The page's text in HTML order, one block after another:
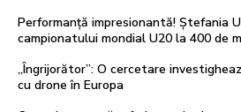
Performanță impresionantă! Ștefania
campionatului mondial U20 la 400 de
„Îngrijorător”: O cercetare
cu drone în Europa